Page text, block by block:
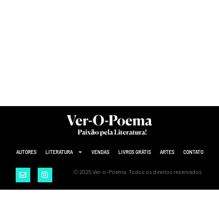
AUTORES LITERATURA VENDAS LIVROS GRÁTIS ARTES CONTATO
© 2025 Ver-o-Poema. Todos os direitos reservados.